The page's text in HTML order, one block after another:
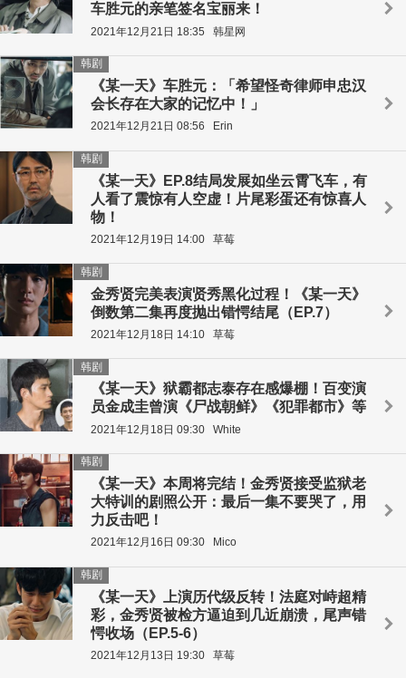
车胜元的亲笔签名宝丽来！
2021年12月21日 18:35 韩星网
《某一天》车胜元：「希望怪奇律师申忠汉
会长存在大家的记忆中！」
韩剧
2021年12月21日 08:56 Erin
《某一天》EP.8结局发展如坐云霄飞车，有
人看了震惊有人空虚！片尾彩蛋还有惊喜人
物！
韩剧
2021年12月19日 14:00 草莓
金秀贤完美表演贤秀黑化过程！《某一天》
倒数第二集再度抛出错愕结尾（EP.7）
韩剧
2021年12月18日 14:10 草莓
《某一天》狱霸都志泰存在感爆棚！百变演
员金成圭曾演《尸战朝鲜》《犯罪都市》等
韩剧
2021年12月18日 09:30 White
《某一天》本周将完结！金秀贤接受监狱老
大特训的剧照公开：最后一集不要哭了，用
力反击吧！
韩剧
2021年12月16日 09:30 Mico
《某一天》上演历代级反转！法庭对峙超精
彩，金秀贤被检方逼迫到几近崩溃，尾声错
愕收场（EP.5-6）
韩剧
2021年12月13日 19:30 草莓